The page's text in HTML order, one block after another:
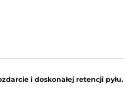
i doskonałej retencji pyłu.